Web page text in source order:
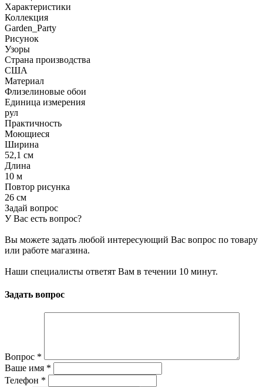
Характеристики
Коллекция
Garden_Party
Рисунок
Узоры
Страна производства
США
Материал
Флизелиновые обои
Единица измерения
рул
Практичность
Моющиеся
Ширина
52,1 см
Длина
10 м
Повтор рисунка
26 см
Задай вопрос
У Вас есть вопрос?
Вы можете задать любой интересующий Вас вопрос по товару
или работе магазина.
Наши специалисты ответят Вам в течении 10 минут.
Задать вопрос
Вопрос *
Ваше имя *
Телефон *